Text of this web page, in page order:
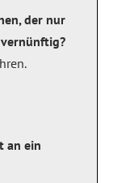
der nur
an ein